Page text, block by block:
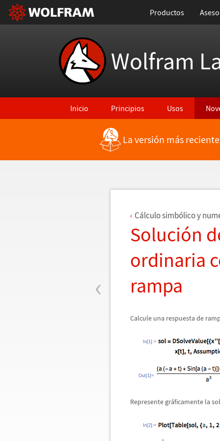
Productos
Wolfram
Inicio Principios Usos
Regresar a Características más recientes
La versión más
‹
Cálculo simbólico y num
Solución
ordinaria
rampa
Calcule una respuesta de
In[1]:=
Out[1]=
Represente gráficamente la
In[2]:=